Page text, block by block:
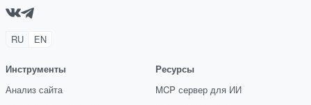
RU EN
Инструменты
Анализ сайта
Ресурсы
MCP сервер для ИИ